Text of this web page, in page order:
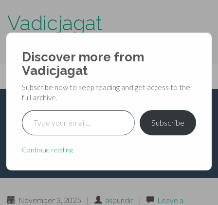
Vadicjagat
Primary
Menu
content
Vadicjagat
श्रीगणेशपुराण-क्रीडाखण्ड-
अध्याय-096
November 3, 2025 | aspundir |
Leave a
Discover more from
Vadicjagat
Subscribe now to keep reading and get access to the
full archive.
Type your email…
Subscribe
Continue reading